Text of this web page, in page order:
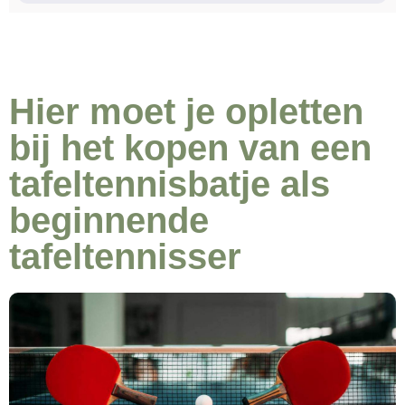
Hier moet je opletten
bij het kopen van een
tafeltennisbatje als
beginnende
tafeltennisser